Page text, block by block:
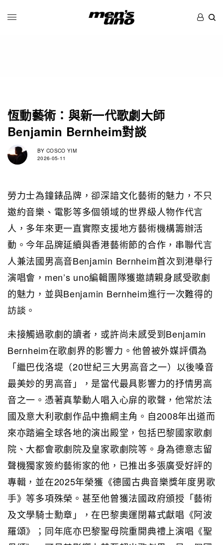
恆動藝術：與新一代歌劇大師
Benjamin Bernheim對談
BY COSCO YIM
2026-05-11
勞力士為鐘錶品牌，卻深諳文化藝術的魅力，不只
邀約音樂、電影等多個領域的世界級人物作代言
人，多年來更一直實際支援地方藝術機構籌辦活
動。今年品牌延續與香港藝術節的合作，串聯代言
人兼法國男高音Benjamin Bernheim首次到港舉行
演唱會，men’s uno編輯團隊獲邀請親身感受歌劇
的魅力，並與Benjamin Bernheim進行一次難得的
訪談。
未接觸過歌劇的讀者，或許尚未感受到Benjamin
Bernheim在歌劇界的影響力。他曾被外媒評價為
「繼巴伐洛堤（20世紀三大男高音之一）以後嗓音
最美妙的男高音」，是當代最具影響力的抒情男高
音之一。憑著真摯動人唱入心扉的歌聲，他常於法
國及意大利歌劇作品中擔綱主角。自2008年出道而
來亦踏遍全球各地的演出殿堂，包括巴黎國家歌劇
院、大都會歌劇院及皇家歌劇院等。身為德意志留
聲機獨家簽約藝術家的他，已推出多張廣受好評的
專輯，並在2025年榮獲《德國古典音樂獎年度男歌
手》等多項殊榮。甚至他曾獲法國政府頒授「藝術
及文學騎士勳章」，在巴黎奧運閉幕式獻唱《阿波
羅頌》；同年底亦巴黎聖母院重開典禮上演唱《聖